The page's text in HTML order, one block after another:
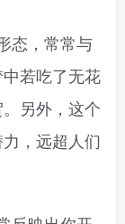
态，常常与
若吃了无花
另外，这个
，远超人们